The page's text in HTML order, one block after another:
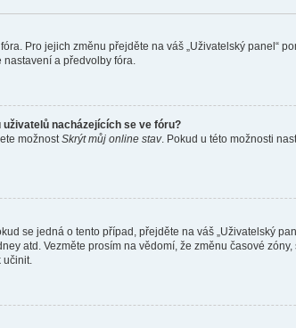
Pro jejich změnu přejděte na váš „Uživatelský panel“
a předvolby fóra.
nacházejících se ve fóru?
možnost Skrýt můj online stav. Pokud u této možnosti
se jedná o tento případ, přejděte na váš „Uživatelský
atd. Vezměte prosím na vědomí, že změnu časové